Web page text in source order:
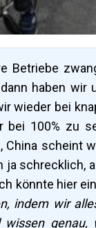
Betriebe
haben wir
wieder bei
bei 100% zu
China scheint
ja schrecklich,
könnte hier
indem wir
genau,